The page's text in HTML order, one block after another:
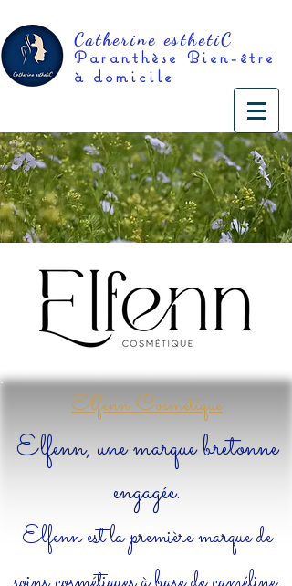
Catherine esthetiC
Paranthèse Bien-être
à domicile
Elfenn Cosmétique
Elfenn, une marque bretonne
engagée.
​Elfenn est la première marque de